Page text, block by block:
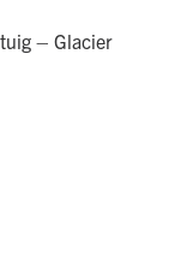
– Glacier